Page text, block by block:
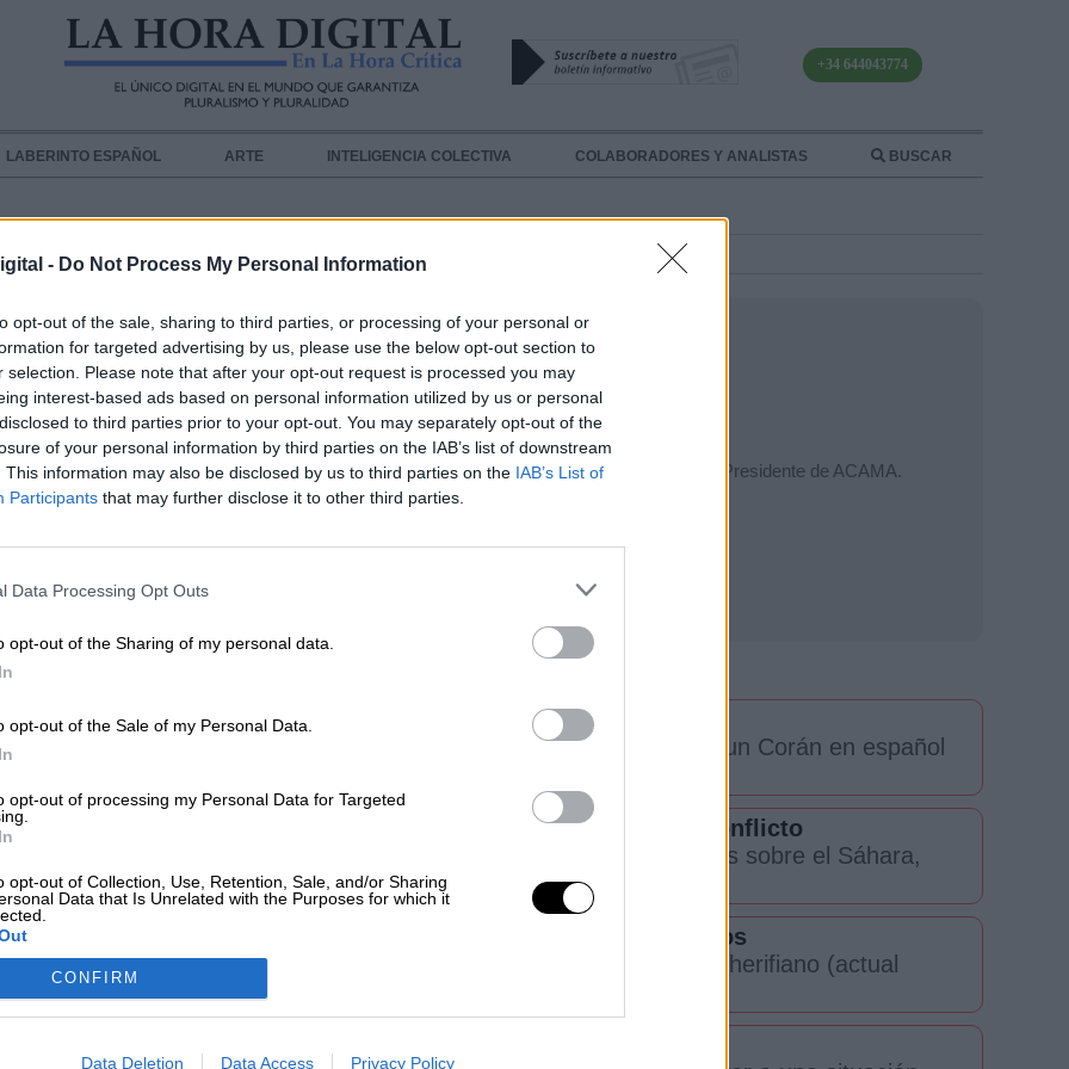
- Do Not Process My Personal Information
opt-out of the sale, sharing to third parties, or processing of your personal or
for targeted advertising by us, please use the below opt-out section to
selection. Please note that after your opt-out request is processed you may
interest-based ads based on personal information utilized by us or personal
to third parties prior to your opt-out. You may separately opt-out of the
of your personal information by third parties on the IAB’s list of downstream
This information may also be disclosed by us to third parties on the IAB’s List of
Participants that may further disclose it to other third parties.
Data Processing Opt Outs
opt-out of the Sharing of my personal data.
opt-out of the Sale of my Personal Data.
opt-out of processing my Personal Data for Targeted
opt-out of Collection, Use, Retention, Sale, and/or Sharing
Data that Is Unrelated with the Purposes for which it
CONFIRM
Data Deletion Data Access Privacy Policy
+34 644043774
LABERINTO ESPAÑOL ARTE INTELIGENCIA COLECTIVA COLABORADORES Y ANALISTAS BUSCAR
Machín
Profesor de universidad. Economista y sociólogo.Experto en el Magreb y migraciones. Presidente de ACAMA.
Sáhara como trasfondo
(en 1934) y de aquí se llevó de recuerdo, entre otras cosas, un Corán en español
y una serie de libros y p...
de la Comunidad Internacional para la solución del conflicto
los Estados Unidos de América de la plena soberanía de Marruecos sobre el Sáhara,
con el apoyo de numerosos países de todo...
Tribunal Europeo sobre los acuerdos entre la UE y Marruecos
origen. Históricamente el territorio estaba incluido en el Imperio Cherifiano (actual
los tratados con las potencias europeas (...